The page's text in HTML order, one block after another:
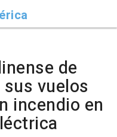
de
vuelos
incendio en